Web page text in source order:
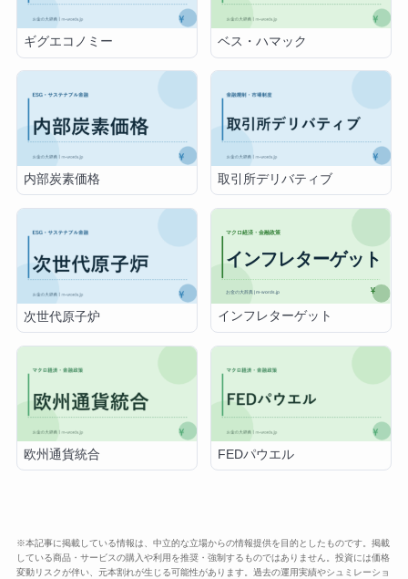
ギグエコノミー ベス・ハマック
内部炭素価格 取引所デリバティブ
次世代原子炉 インフレターゲット
欧州通貨統合 FEDパウエル
※本記事に掲載している情報は、中立的な立場からの情報提供を目的としたものです。掲載
している商品・サービスの購入や利用を推奨・強制するものではありません。投資には価格
変動リスクが伴い、元本割れが生じる可能性があります。過去の運用実績やシュミレーショ